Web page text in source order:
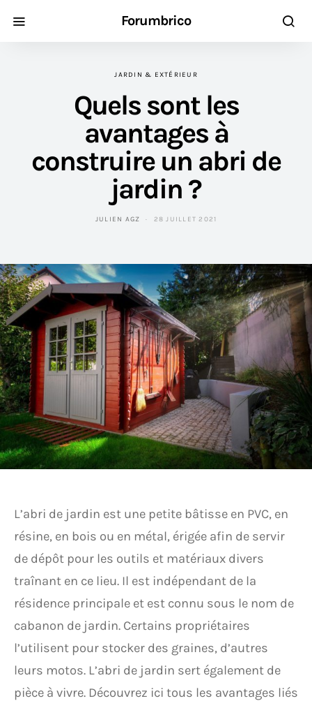
Forumbrico
JARDIN & EXTÉRIEUR
Quels sont les
avantages à
construire un abri de
jardin ?
JULIEN AGZ 28 JUILLET 2021
L’abri de jardin est une petite bâtisse en PVC, en
résine, en bois ou en métal, érigée afin de servir
de dépôt pour les outils et matériaux divers
traînant en ce lieu. Il est indépendant de la
résidence principale et est connu sous le nom de
cabanon de jardin. Certains propriétaires
l’utilisent pour stocker des graines, d’autres
leurs motos. L’abri de jardin sert également de
pièce à vivre. Découvrez ici tous les avantages liés